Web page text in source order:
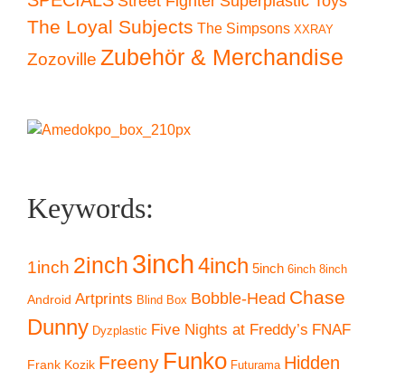
The Loyal Subjects The Simpsons XXRAY
Zozoville Zubehör & Merchandise
Keywords:
1inch 2inch 3inch4inch 5inch 6inch 8inch
Android Artprints Blind Box Bobble-Head Chase
Dunny Dyzplastic Five Nights at Freddy’s FNAF
Frank Kozik Freeny Funko Futurama Hidden